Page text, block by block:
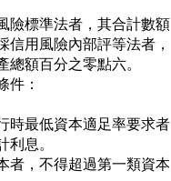
險標準法者，其合計數額
信用風險內部評等法者，
額百分之零點六。
件：
時最低資本適足率要求者
利息。
者，不得超過第一類資本